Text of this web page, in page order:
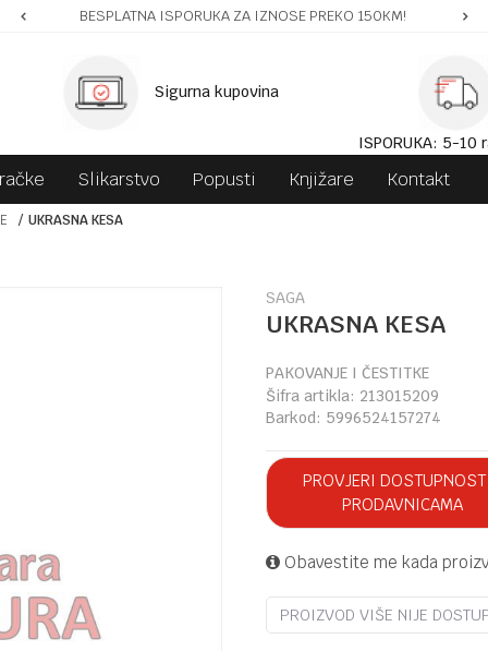
BESPLATNA ISPORUKA ZA IZNOSE PREKO 150KM!
Sigurna kupovina
ISPORUKA: 5-10
Slikarstvo Popusti Knjižare Kontakt
UKRASNA KESA
SAGA
UKRASNA KESA
PAKOVANJE I ČESTITKE
Šifra artikla: 213015209
Barkod: 5996524157274
PROVJERI
PRODAVNICAMA
Obavestite me kada
PROIZVOD VIŠE NIJE